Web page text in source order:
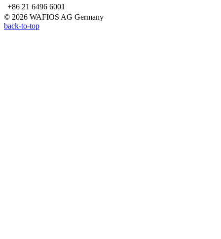
+86 21 6496 6001
© 2026 WAFIOS AG Germany
back-to-top